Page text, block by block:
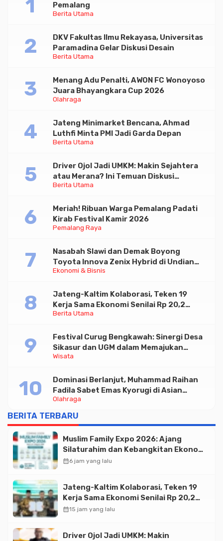
Berita Utama
Pemalang
Berita Utama
DKV Fakultas Ilmu Rekayasa, Universitas
Paramadina Gelar Diskusi Desain
Olahraga
Menang Adu Penalti, AWON FC Wonoyoso
Juara Bhayangkara Cup 2026
Berita Utama
Jateng Minimarket Bencana, Ahmad
Luthfi Minta PMI Jadi Garda Depan
Berita Utama
Driver Ojol Jadi UMKM: Makin Sejahtera
atau Merana? Ini Temuan Diskusi
Paramadina
Pemalang Raya
Meriah! Ribuan Warga Pemalang Padati
Kirab Festival Kamir 2026
Ekonomi & Bisnis
Nasabah Slawi dan Demak Boyong
Toyota Innova Zenix Hybrid di Undian
Tabungan Bima Bank Jateng
Berita Utama
Jateng-Kaltim Kolaborasi, Teken 19
Kerja Sama Ekonomi Senilai Rp 20,2
Triliun
Wisata
Festival Curug Bengkawah: Sinergi Desa
Sikasur dan UGM dalam Memajukan
Wisata serta UMKM Lokal
Olahraga
Dominasi Berlanjut, Muhammad Raihan
Fadila Sabet Emas Kyorugi di Asian
Taekwondo Indonesia Open 2026
BERITA TERBARU
Muslim Family Expo 2026: Ajang
Silaturahim dan Kebangkitan Ekonomi
Halal di Jakarta
calendar_month6 jam yang lalu
Jateng-Kaltim Kolaborasi, Teken 19
Kerja Sama Ekonomi Senilai Rp 20,2
Triliun
calendar_month15 jam yang lalu
Driver Ojol Jadi UMKM: Makin